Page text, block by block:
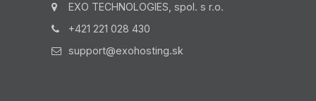
EXO TECHNOLOGIES, spol. s r.o.
+421 221 028 430
support@exohosting.sk